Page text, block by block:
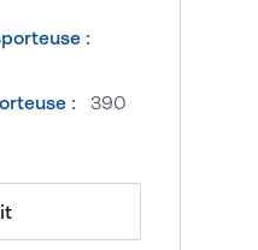
:
:
390